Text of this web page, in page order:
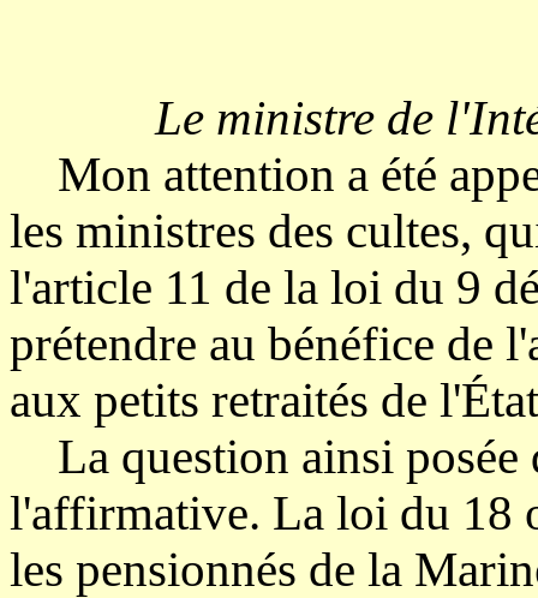
Le ministre de
Mon attention a été
les ministres des cultes,
l'article 11 de la loi du 9
prétendre au bénéfice de
aux petits retraités de
La question ainsi posée
l'affirmative. La loi du 18
les pensionnés de la